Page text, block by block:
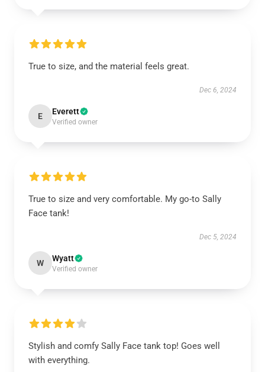
True to size, and the material feels great.
Dec 6, 2024
E Everett
Verified owner
True to size and very comfortable. My go-to Sally
Face tank!
Dec 5, 2024
W Wyatt
Verified owner
Stylish and comfy Sally Face tank top! Goes well
with everything.